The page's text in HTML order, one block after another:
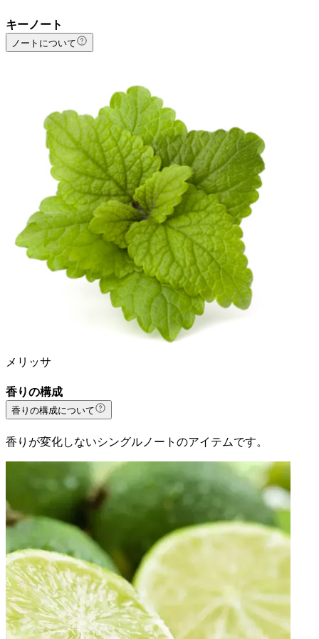
キーノート
ノートについて
メリッサ
香りの構成
香りの構成について
香りが変化しないシングルノートのアイテムです。